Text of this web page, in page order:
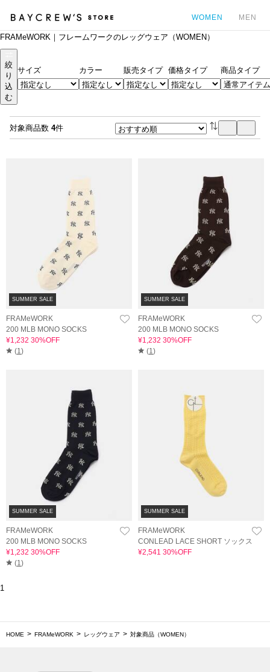
WOMEN MEN
FRAMeWORK｜フレームワークのレッグウェア（WOMEN）
絞
り
込
む
サイズ カラー 販売タイプ 価格タイプ 商品タイプ
対象商品数 4件
SUMMER SALE
FRAMeWORK
200 MLB MONO SOCKS
¥1,232 30%OFF
(1)
SUMMER SALE
FRAMeWORK
200 MLB MONO SOCKS
¥1,232 30%OFF
(1)
SUMMER SALE
FRAMeWORK
200 MLB MONO SOCKS
¥1,232 30%OFF
(1)
SUMMER SALE
FRAMeWORK
CONLEAD LACE SHORT ソックス
¥2,541 30%OFF
1
HOME FRAMeWORK レッグウェア 対象商品（WOMEN）